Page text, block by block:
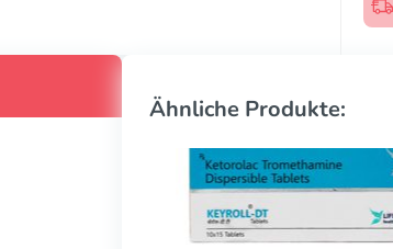
Ähnliche Produkte: